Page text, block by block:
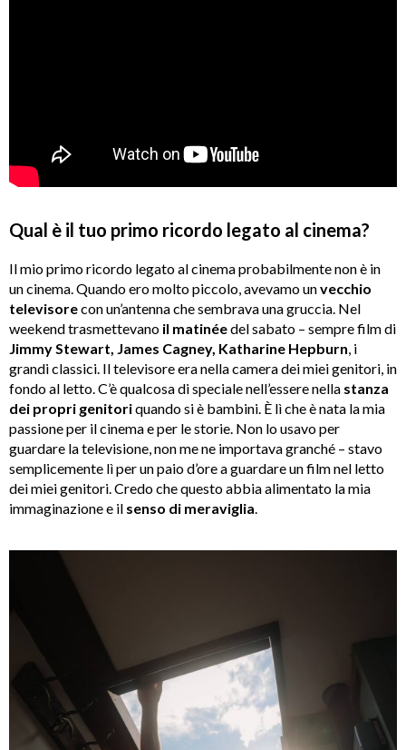
Qual è il tuo primo ricordo legato al cinema?
Il mio primo ricordo legato al cinema probabilmente non è in
un cinema. Quando ero molto piccolo, avevamo unvecchio
televisorecon un’antenna che sembrava una gruccia. Nel
weekend trasmettevano il matinéedel sabato – sempre film di
Jimmy Stewart, James Cagney, Katharine Hepburn , i
grandi classici. Il televisore era nella camera dei miei genitori, in
fondo al letto. C’è qualcosa di speciale nell’essere nella stanza
dei propri genitoriquando si è bambini. È lì che è nata la mia
passione per il cinema e per le storie. Non lo usavo per
guardare la televisione, non me ne importava granché – stavo
semplicemente lì per un paio d’ore a guardare un film nel letto
dei miei genitori. Credo che questo abbia alimentato la mia
immaginazione e il senso di meraviglia